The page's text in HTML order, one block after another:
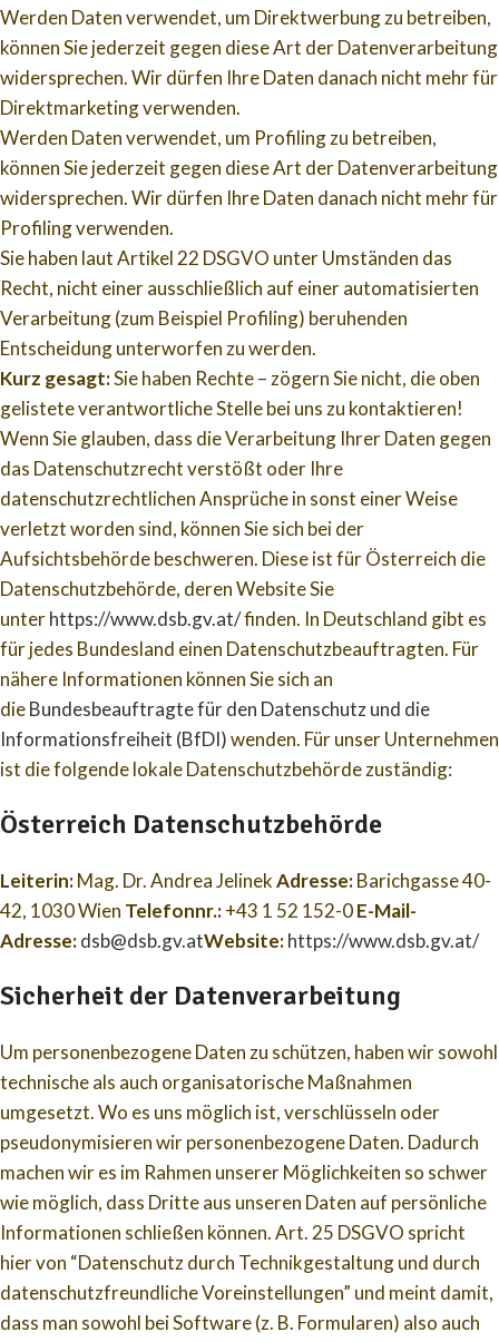
Werden Daten verwendet, um Direktwerbung zu betreiben,
können Sie jederzeit gegen diese Art der Datenverarbeitung
widersprechen. Wir dürfen Ihre Daten danach nicht mehr für
Direktmarketing verwenden.
Werden Daten verwendet, um Profiling zu betreiben,
können Sie jederzeit gegen diese Art der Datenverarbeitung
widersprechen. Wir dürfen Ihre Daten danach nicht mehr für
Profiling verwenden.
Sie haben laut Artikel 22 DSGVO unter Umständen das
Recht, nicht einer ausschließlich auf einer automatisierten
Verarbeitung (zum Beispiel Profiling) beruhenden
Entscheidung unterworfen zu werden.
Kurz gesagt:Sie haben Rechte – zögern Sie nicht, die oben
gelistete verantwortliche Stelle bei uns zu kontaktieren!
Wenn Sie glauben, dass die Verarbeitung Ihrer Daten gegen
das Datenschutzrecht verstößt oder Ihre
datenschutzrechtlichen Ansprüche in sonst einer Weise
verletzt worden sind, können Sie sich bei der
Aufsichtsbehörde beschweren. Diese ist für Österreich die
Datenschutzbehörde, deren Website Sie
unterhttps://www.dsb.gv.at/finden. In Deutschland gibt es
für jedes Bundesland einen Datenschutzbeauftragten. Für
nähere Informationen können Sie sich an
dieBundesbeauftragte für den Datenschutz und die
Informationsfreiheit (BfDI)wenden. Für unser Unternehmen
ist die folgende lokale Datenschutzbehörde zuständig:
Österreich Datenschutzbehörde
Leiterin:Mag. Dr. Andrea JelinekAdresse:Barichgasse 40-
42, 1030 Wien Telefonnr.:+43 1 52 152-0E-Mail-
Adresse:dsb@dsb.gv.atWebsite:https://www.dsb.gv.at/
Sicherheit der Datenverarbeitung
Um personenbezogene Daten zu schützen, haben wir sowohl
technische als auch organisatorische Maßnahmen
umgesetzt. Wo es uns möglich ist, verschlüsseln oder
pseudonymisieren wir personenbezogene Daten. Dadurch
machen wir es im Rahmen unserer Möglichkeiten so schwer
wie möglich, dass Dritte aus unseren Daten auf persönliche
Informationen schließen können. Art. 25 DSGVO spricht
hier von “Datenschutz durch Technikgestaltung und durch
datenschutzfreundliche Voreinstellungen” und meint damit,
dass man sowohl bei Software (z. B. Formularen) also auch